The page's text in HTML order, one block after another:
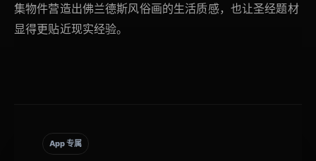
集物件营造出佛兰德斯风俗画的生活质感，也让圣经题材
显得更贴近现实经验。
App 专属